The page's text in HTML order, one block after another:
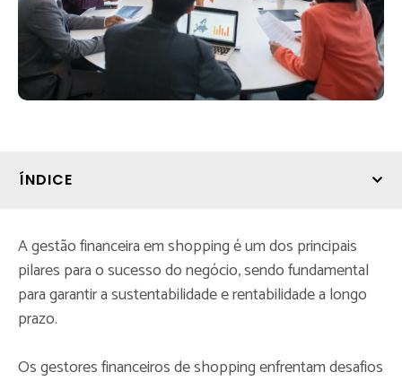
ÍNDICE
A gestão financeira em shopping é um dos principais
pilares para o sucesso do negócio, sendo fundamental
para garantir a sustentabilidade e rentabilidade a longo
prazo.
Os gestores financeiros de shopping enfrentam desafios